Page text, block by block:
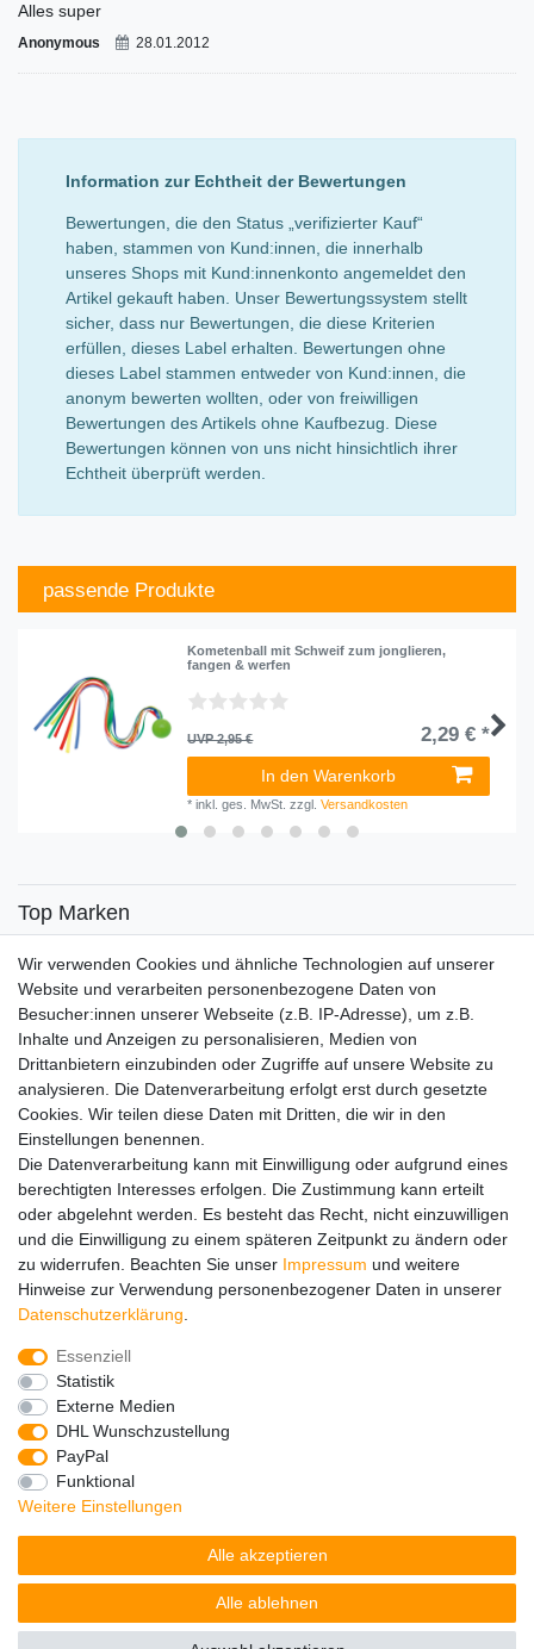
Alles super
Anonymous 28.01.2012
Information zur Echtheit der Bewertungen
Bewertungen, die den Status „verifizierter Kauf“
haben, stammen von Kund:innen, die innerhalb
unseres Shops mit Kund:innenkonto angemeldet den
Artikel gekauft haben. Unser Bewertungssystem stellt
sicher, dass nur Bewertungen, die diese Kriterien
erfüllen, dieses Label erhalten. Bewertungen ohne
dieses Label stammen entweder von Kund:innen, die
anonym bewerten wollten, oder von freiwilligen
Bewertungen des Artikels ohne Kaufbezug. Diese
Bewertungen können von uns nicht hinsichtlich ihrer
Echtheit überprüft werden.
passende Produkte
Kometenball mit Schweif zum jonglieren,
fangen & werfen
UVP 2,95 € 2,29 € *
In den Warenkorb
*inkl. ges. MwSt. zzgl.Versandkosten
Top Marken
Top Themen
Adventskalender
Service
Versandinfos
FAQ
Ersatzteile
Registrieren
Wir versenden mit
Impressum
Barrierefreiheitserklärung
Wir verwenden Cookies und ähnliche Technologien auf unserer
Website und verarbeiten personenbezogene Daten von
Besucher:innen unserer Webseite (z.B. IP-Adresse), um z.B.
Inhalte und Anzeigen zu personalisieren, Medien von
Drittanbietern einzubinden oder Zugriffe auf unsere Website zu
analysieren. Die Datenverarbeitung erfolgt erst durch gesetzte
Cookies. Wir teilen diese Daten mit Dritten, die wir in den
Einstellungen benennen.
Die Datenverarbeitung kann mit Einwilligung oder aufgrund eines
berechtigten Interesses erfolgen. Die Zustimmung kann erteilt
oder abgelehnt werden. Es besteht das Recht, nicht einzuwilligen
und die Einwilligung zu einem späteren Zeitpunkt zu ändern oder
zu widerrufen. Beachten Sie unser Impressum und weitere
Hinweise zur Verwendung personenbezogener Daten in unserer
Daten­schutz­erklärung
Essenziell
Statistik
Externe Medien
DHL Wunschzustellung
PayPal
Funktional
Weitere Einstellungen
Alle akzeptieren
Alle ablehnen